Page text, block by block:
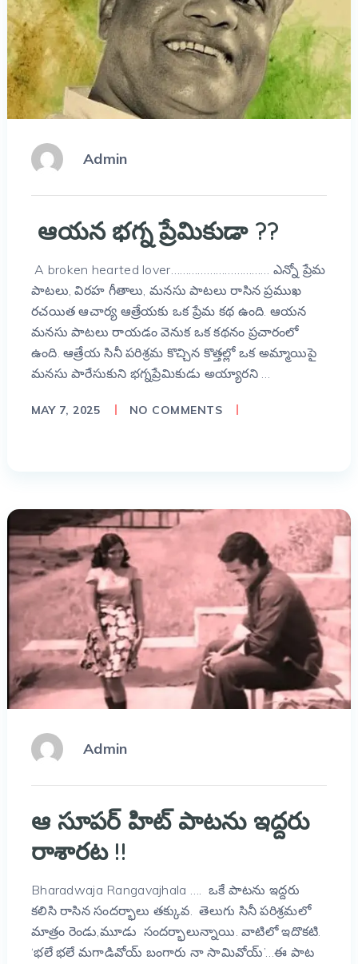
Admin
ఆయన భగ్న ప్రేమికుడా ??
A broken hearted lover…………………………… ఎన్నో ప్రేమ
పాటలు, విరహ గీతాలు, మనసు పాటలు రాసిన ప్రముఖ
రచయిత ఆచార్య ఆత్రేయకు ఒక ప్రేమ కథ ఉంది. ఆయన
మనసు పాటలు రాయడం వెనుక ఒక కథనం ప్రచారంలో
ఉంది. ఆత్రేయ సినీ పరిశ్రమ కొచ్చిన కొత్తల్లో ఒక అమ్మాయిపై
మనసు పారేసుకుని భగ్నప్రేమికుడు అయ్యారని …
MAY 7, 2025 NO COMMENTS
Admin
ఆ సూపర్ హిట్ పాటను ఇద్దరు
రాశారట !!
Bharadwaja Rangavajhala …. ఒకే పాటను ఇద్దరు
కలిసి రాసిన సందర్భాలు తక్కువ. తెలుగు సినీ పరిశ్రమలో
మాత్రం రెండు,మూడు సందర్భాలున్నాయి. వాటిలో ఇదొకటి.
‘భలే భలే మగాడివోయ్ బంగారు నా సామివోయ్’…ఈ పాట